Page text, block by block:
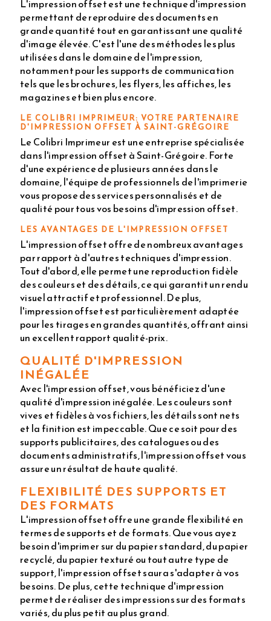
L'impression offset est une technique d'impression
permettant de reproduire des documents en
grande quantité tout en garantissant une qualité
d'image élevée. C'est l'une des méthodes les plus
utilisées dans le domaine de l'impression,
notamment pour les supports de communication
tels que les brochures, les flyers, les affiches, les
magazines et bien plus encore.
LE COLIBRI IMPRIMEUR: VOTRE PARTENAIRE
D'IMPRESSION OFFSET À SAINT-GRÉGOIRE
Le Colibri Imprimeur est une entreprise spécialisée
dans l'impression offset à Saint-Grégoire. Forte
d'une expérience de plusieurs années dans le
domaine, l'équipe de professionnels de l'imprimerie
vous propose des services personnalisés et de
qualité pour tous vos besoins d'impression offset.
LES AVANTAGES DE L'IMPRESSION OFFSET
L'impression offset offre de nombreux avantages
par rapport à d'autres techniques d'impression.
Tout d'abord, elle permet une reproduction fidèle
des couleurs et des détails, ce qui garantit un rendu
visuel attractif et professionnel. De plus,
l'impression offset est particulièrement adaptée
pour les tirages en grandes quantités, offrant ainsi
un excellent rapport qualité-prix.
QUALITÉ D'IMPRESSION
INÉGALÉE
Avec l'impression offset, vous bénéficiez d'une
qualité d'impression inégalée. Les couleurs sont
vives et fidèles à vos fichiers, les détails sont nets
et la finition est impeccable. Que ce soit pour des
supports publicitaires, des catalogues ou des
documents administratifs, l'impression offset vous
assure un résultat de haute qualité.
FLEXIBILITÉ DES SUPPORTS ET
DES FORMATS
L'impression offset offre une grande flexibilité en
termes de supports et de formats. Que vous ayez
besoin d'imprimer sur du papier standard, du papier
recyclé, du papier texturé ou tout autre type de
support, l'impression offset saura s'adapter à vos
besoins. De plus, cette technique d'impression
permet de réaliser des impressions sur des formats
variés, du plus petit au plus grand.